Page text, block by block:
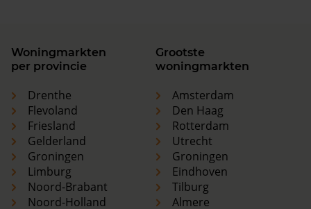
Woningmarkten
per provincie
Drenthe
Flevoland
Friesland
Gelderland
Groningen
Limburg
Noord-Brabant
Noord-Holland
Grootste
woningmarkten
Amsterdam
Den Haag
Rotterdam
Utrecht
Groningen
Eindhoven
Tilburg
Almere